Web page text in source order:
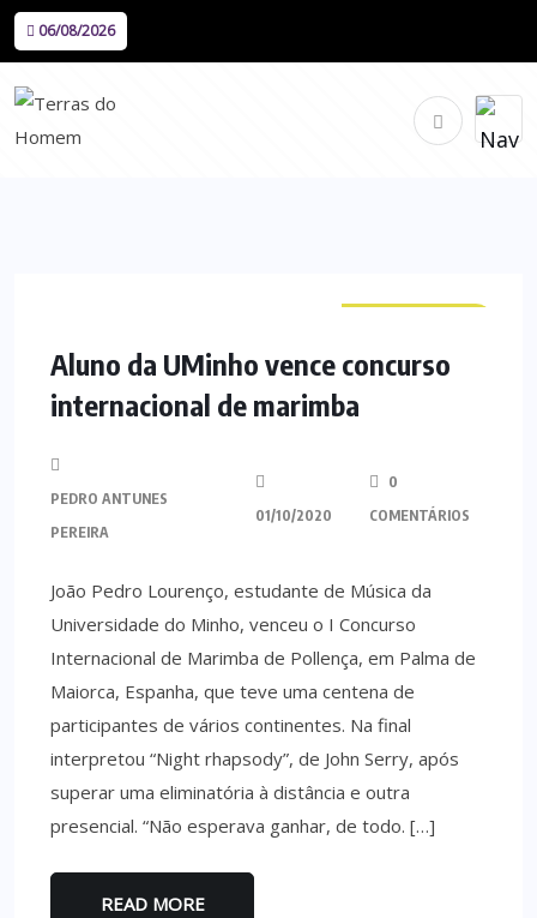
06/08/2026
Aluno da UMinho vence concurso
internacional de marimba
PEDRO ANTUNES
PEREIRA
01/10/2020
0
COMENTÁRIOS
João Pedro Lourenço, estudante de Música da
Universidade do Minho, venceu o I Concurso
Internacional de Marimba de Pollença, em Palma de
Maiorca, Espanha, que teve uma centena de
participantes de vários continentes. Na final
interpretou “Night rhapsody”, de John Serry, após
superar uma eliminatória à distância e outra
presencial. “Não esperava ganhar, de todo. […]
READ MORE